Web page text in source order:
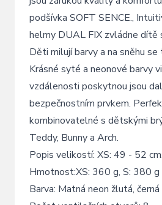
podšívka SOFT SENCE.,
helmy DUAL FIX zvládne dítě
Děti milují barvy a na sněhu
Krásné syté a neonové barvy
vzdálenosti poskytnou jsou
bezpečnostním prvkem.
kombinovatelné s dětskými
Teddy, Bunny a Arch.
Popis velikostí: XS: 49 - 52
Hmotnost:XS: 360 g, S: 380 g
Barva: Matná neon žlutá, černá